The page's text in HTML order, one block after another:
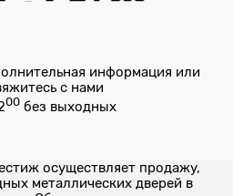
информация или
с нами
00 без выходных
осуществляет продажу,
металлических дверей в